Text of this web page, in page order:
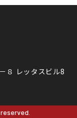
８ レッタスビル8